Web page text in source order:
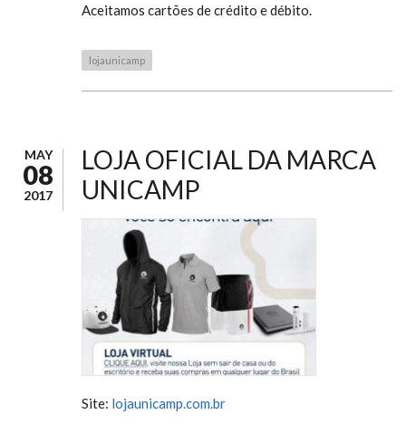
Aceitamos cartões de crédito e débito.
lojaunicamp
MAY
08
2017
LOJA OFICIAL DA MARCA
UNICAMP
Site: lojaunicamp.com.br